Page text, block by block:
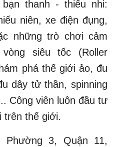
thanh - thiếu nhi:
niên, xe điện đụng,
những trò chơi cảm
siêu tốc (Roller
phá thế giới ảo, đu
dây tử thần, spinning
Công viên luôn đầu tư
trên thế giới.
Phường 3, Quận 11,